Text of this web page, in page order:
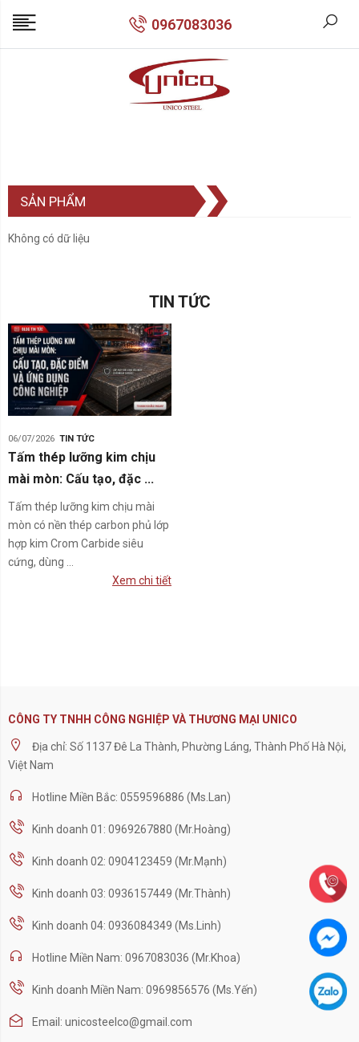
0967083036
SẢN PHẨM
Không có dữ liệu
TIN TỨC
06/07/2026 TIN TỨC
Tấm thép lưỡng kim chịu
mài mòn: Cấu tạo, đặc ...
Tấm thép lưỡng kim chịu mài
mòn có nền thép carbon phủ lớp
hợp kim Crom Carbide siêu
cứng, dùng ...
Xem chi tiết
CÔNG TY TNHH CÔNG NGHIỆP VÀ THƯƠNG MẠI UNICO
Địa chỉ: Số 1137 Đê La Thành, Phường Láng, Thành Phố Hà Nội,
Việt Nam
Hotline Miền Bắc: 0559596886 (Ms.Lan)
Kinh doanh 01: 0969267880 (Mr.Hoàng)
Kinh doanh 02: 0904123459 (Mr.Mạnh)
Kinh doanh 03: 0936157449 (Mr.Thành)
Kinh doanh 04: 0936084349 (Ms.Linh)
Hotline Miền Nam: 0967083036 (Mr.Khoa)
Kinh doanh Miền Nam: 0969856576 (Ms.Yến)
Email: unicosteelco@gmail.com